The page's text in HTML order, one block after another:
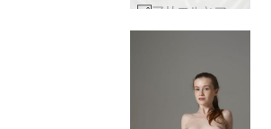
アリエルとマイクの性的マッサージ #8